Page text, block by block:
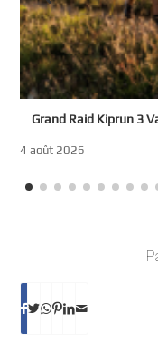
Grand Raid Kiprun 3
4 août 2026